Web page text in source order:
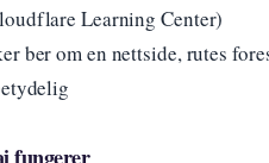
Learning Center)
ber om en nettside, rutes